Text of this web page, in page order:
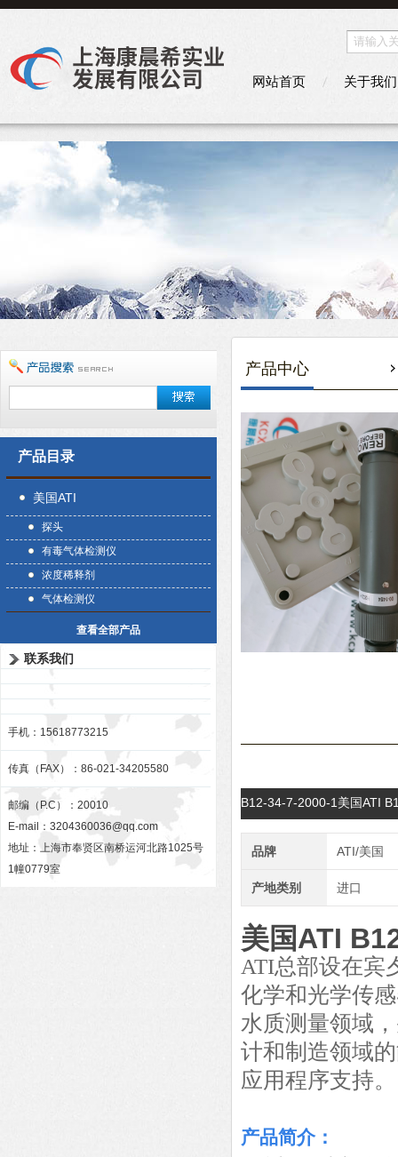
网站首页 关于我们
产品目录
美国ATI
探头
有毒气体检测仪
浓度稀释剂
气体检测仪
查看全部产品
联系我们
手机：15618773215
传真（FAX）：86-021-34205580
邮编（P.C）：20010
E-mail： 3204360036@qq.com
地址：上海市奉贤区南桥运河北路1025号
1幢0779室
产品中心
B12-34-7-2000-1美国ATI
品牌 ATI/美国
产地类别 进口
美国ATI
ATI总部设在宾
化学和光学传
水质测量领域
计和制造领域
应用程序支持。
产品简介：